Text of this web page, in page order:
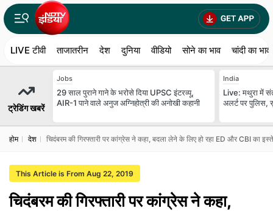
LIVE टीवी ताजातरीन देश दुनिया वीडियो सोने का भाव चांदी का भाव
ट्रेडिंग खबरें
Jobs
29 साल पुराने गाने के भरोसे दिया UPSC इंटरव्यू,
AIR-1 पाने वाले अनुज अग्निहोत्री की अनोखी कहानी
India
Live: मथुरा में
अलर्ट पर पुलिस,
होम देश चिदंबरम की गिरफ्तारी पर कांग्रेस ने कहा, बदला लेने के लिए हो रहा ED और CBI का
This Article is From Aug 22, 2019
चिदंबरम की गिरफ्तारी पर कांग्रेस ने कहा,